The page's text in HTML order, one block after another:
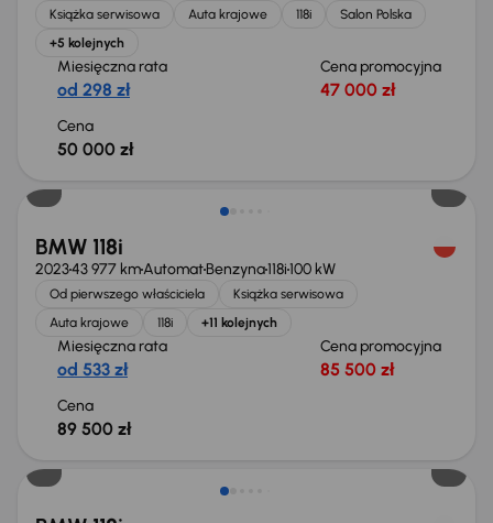
Książka serwisowa Auta krajowe 118i
Salon Polska
+5 kolejnych
Miesięczna rata
od 298 zł
Cena promocyjna
47 000 zł
Cena
50 000 zł
Możliwość odliczenia VAT
BMW 118i
202343 977 kmAutomatBenzyna118i100 kW
Od pierwszego właściciela
Książka serwisowa
Auta krajowe
118i +11 kolejnych
Miesięczna rata
od 533 zł
Cena promocyjna
85 500 zł
Cena
89 500 zł
Możliwość odliczenia VAT